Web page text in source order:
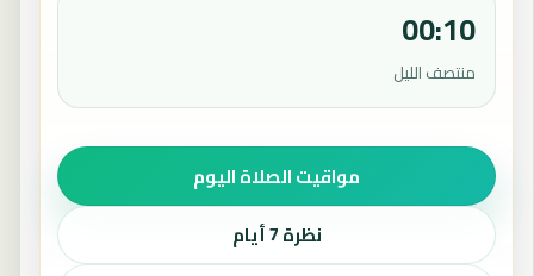
00:10
منتصف الليل
مواقيت الصلاة اليوم
نظرة 7 أيام